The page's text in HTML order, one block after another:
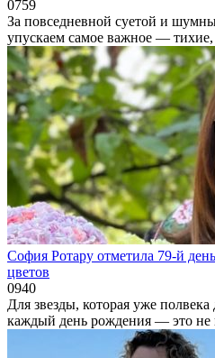
0759
За повседневной суетой и
упускаем самое важное —
София Ротару отметила 79-й
цветов
0940
Для звезды, которая уже
каждый день рождения — это не